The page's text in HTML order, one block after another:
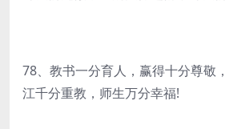
78、教书一分育人，赢得十分尊敬
江千分重教，师生万分幸福!